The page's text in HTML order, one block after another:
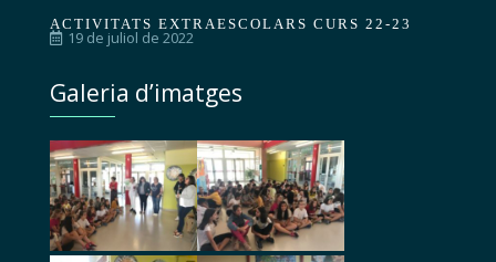
ACTIVITATS EXTRAESCOLARS CURS 22-23
19 de juliol de 2022
Galeria d’imatges